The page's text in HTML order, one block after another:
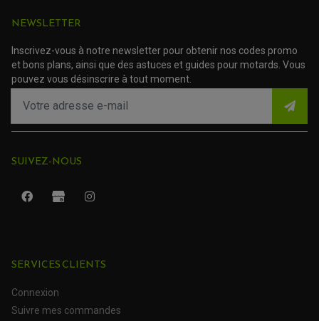
KIT ROULEMENT D'AMORTISSEUR
KIT ROULEMENT DE BRAS OSCILLANT
KIT RÉPARATION ENTRETOISE D'AMORTISSEUR
ROULEMENT DE COLONNE DE DIRECTION
PLASTIQUES MOTO CROSS ET ENDURO
PLASTIQUES HONDA
NEWSLETTER
Inscrivez-vous à notre newsletter pour obtenir nos codes promo
et bons plans, ainsi que des astuces et guides pour motards. Vous
pouvez vous désinscrire à tout moment.
SUIVEZ-NOUS
SERVICES CLIENTS
Connexion
Suivre mes commandes